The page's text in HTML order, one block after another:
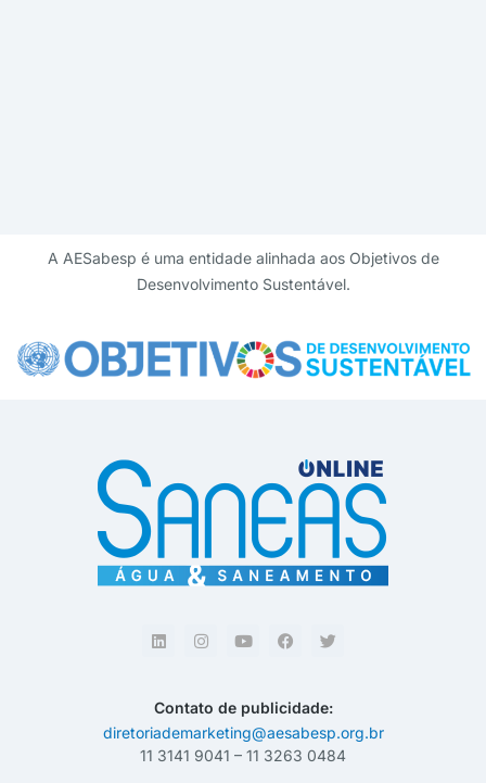
A AESabesp é uma entidade alinhada aos Objetivos de
Desenvolvimento Sustentável.
Contato de publicidade:
diretoriademarketing@aesabesp.org.br
11 3141 9041 – 11 3263 0484